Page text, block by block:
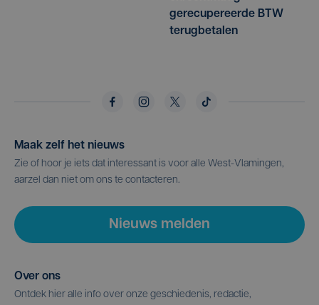
gerecupereerde BTW
terugbetalen
Maak zelf het nieuws
Zie of hoor je iets dat interessant is voor alle West-Vlamingen,
aarzel dan niet om ons te contacteren.
Nieuws melden
Over ons
Ontdek hier alle info over onze geschiedenis, redactie,